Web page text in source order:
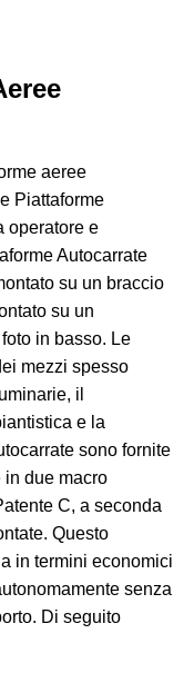
aeree
e Piattaforme
operatore e
Autocarrate
su un braccio
su un
in basso. Le
mezzi spesso
il
e la
sono fornite
in due macro
C, a seconda
Questo
in termini economici
senza
Di seguito